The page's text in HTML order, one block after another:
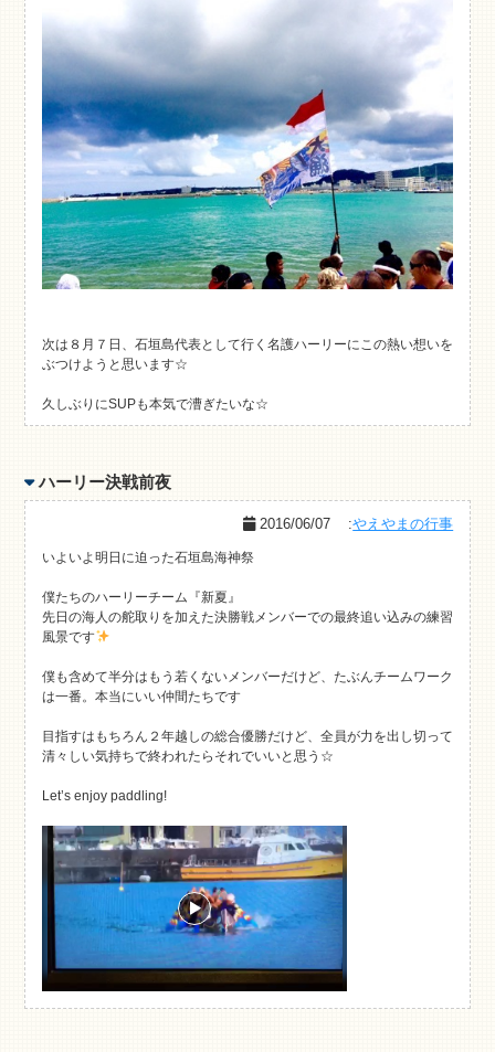
次は８月７日、石垣島代表として行く名護ハーリーにこの熱い想いを
ぶつけようと思います☆
久しぶりにSUPも本気で漕ぎたいな☆
ハーリー決戦前夜
2016/06/07 :やえやまの行事
いよいよ明日に迫った石垣島海神祭
僕たちのハーリーチーム『新夏』
先日の海人の舵取りを加えた決勝戦メンバーでの最終追い込みの練習
風景です
僕も含めて半分はもう若くないメンバーだけど、たぶんチームワーク
は一番。本当にいい仲間たちです
目指すはもちろん２年越しの総合優勝だけど、全員が力を出し切って
清々しい気持ちで終われたらそれでいいと思う☆
Let’s enjoy paddling!